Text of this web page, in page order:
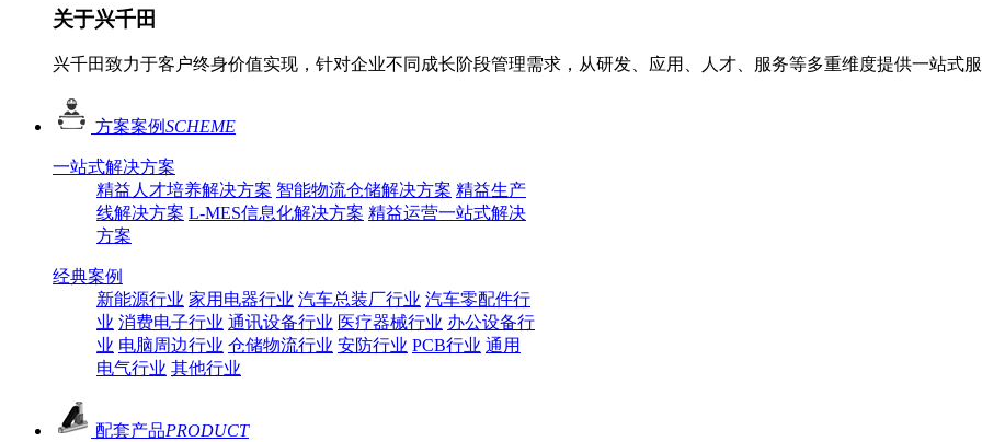
关于兴千田
兴千田致力于客户终身价值实现，针对企业不同成长阶段管理需求，从研发、应用、人才、服务等多重维度提供一站式
方案案例SCHEME
一站式解决方案
精益人才培养解决方案 智能物流仓储解决方案 精益生产
线解决方案 L-MES信息化解决方案 精益运营一站式解决
方案
经典案例
新能源行业 家用电器行业 汽车总装厂行业 汽车零配件行
业 消费电子行业 通讯设备行业 医疗器械行业 办公设备行
业 电脑周边行业 仓储物流行业 安防行业 PCB行业 通用
电气行业 其他行业
配套产品PRODUCT